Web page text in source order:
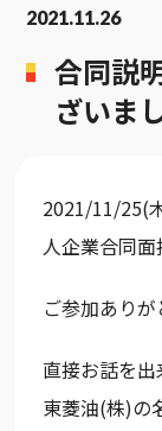
2021.11.26
合同説
ざいま
2021/11/25(
人企業合同面
ご参加あり
直接お話を
東菱油(株)の